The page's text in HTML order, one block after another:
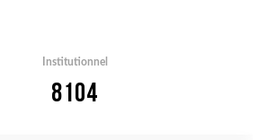
Institutionnel
8104